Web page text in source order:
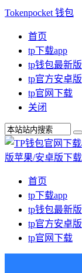
Tokenpocket 钱包
首页
tp下载app
tp钱包最新版
tp官方安卓版
tp官网下载
关闭
首页
tp下载app
tp钱包最新版
tp官方安卓版
tp官网下载